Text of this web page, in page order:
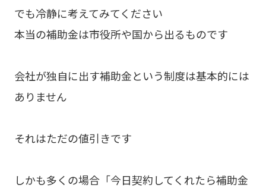
でも冷静に考えてみてください
本当の補助金は市役所や国から出るものです
会社が独自に出す補助金という制度は基本的には
ありません
それはただの値引きです
しかも多くの場合「今日契約してくれたら補助金